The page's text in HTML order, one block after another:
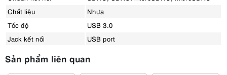
Chất liệu
Nhựa
Tốc độ
USB 3.0
Jack kết nối
USB port
Sản phẩm liên quan